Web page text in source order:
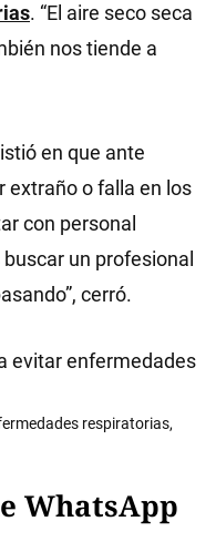
. “El aire seco seca
nos tiende a
en que ante
extraño o falla en los
con personal
un profesional
cerró.
respiratorias,
WhatsApp